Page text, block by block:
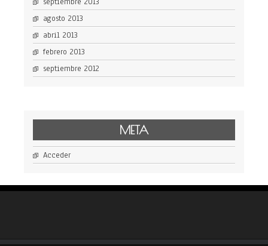
agosto 2013
abril 2013
febrero 2013
septiembre 2012
META
Acceder